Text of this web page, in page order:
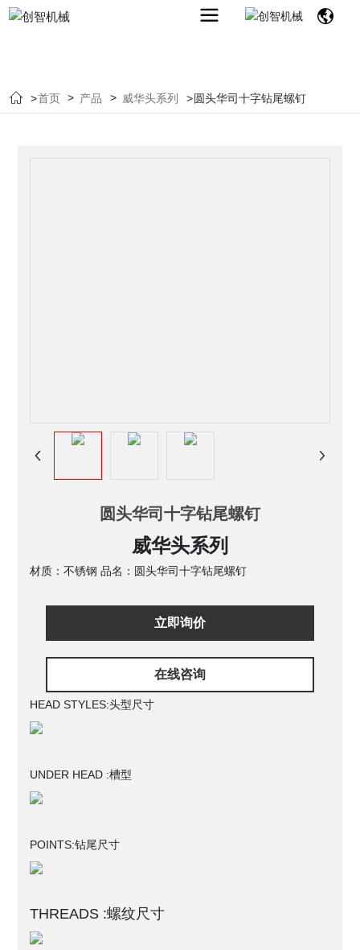
首页 产品 威华头系列 圆头华司十字钻尾螺钉
圆头华司十字钻尾螺钉
威华头系列
材质：不锈钢 品名：圆头华司十字钻尾螺钉
立即询价
在线咨询
HEAD STYLES:头型尺寸
UNDER HEAD :槽型
POINTS:钻尾尺寸
THREADS :螺纹尺寸